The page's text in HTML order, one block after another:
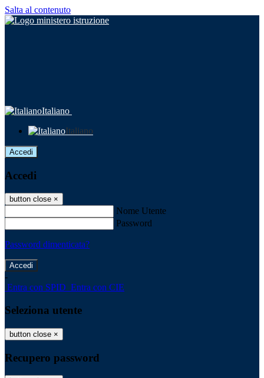
Salta al contenuto
Italiano
Italiano
Accedi
Accedi
button close ×
Nome Utente
Password
Password dimenticata?
-
Entra con SPID Entra con CIE
Seleziona utente
button close ×
Recupero password